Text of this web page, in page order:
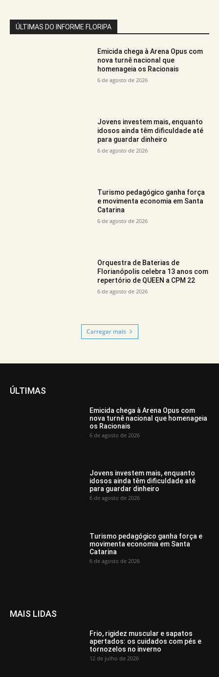
ÚLTIMAS DO INFORME FLORIPA
Emicida chega à Arena Opus com
nova turnê nacional que
homenageia os Racionais
6 de agosto de 2026
Jovens investem mais, enquanto
idosos ainda têm dificuldade até
para guardar dinheiro
6 de agosto de 2026
Turismo pedagógico ganha força
e movimenta economia em Santa
Catarina
6 de agosto de 2026
Orquestra de Baterias de
Florianópolis celebra 13 anos com
repertório de QUEEN a CPM 22
6 de agosto de 2026
Carregar mais
ÚLTIMAS
Emicida chega à Arena Opus com
nova turnê nacional que homenageia
os Racionais
6 de agosto de 2026
Jovens investem mais, enquanto
idosos ainda têm dificuldade até
para guardar dinheiro
6 de agosto de 2026
Turismo pedagógico ganha força e
movimenta economia em Santa
Catarina
6 de agosto de 2026
MAIS LIDAS
Frio, rigidez muscular e sapatos
apertados: os cuidados com pés e
tornozelos no inverno
12 de julho de 2026